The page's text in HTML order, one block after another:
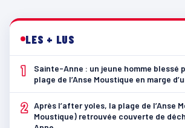
LES + LUS
1
Sainte-Anne : un jeune homme blessé
plage de l’Anse Moustique en marge
2 Après l’after yoles, la plage de l’Anse
Moustique) retrouvée couverte de